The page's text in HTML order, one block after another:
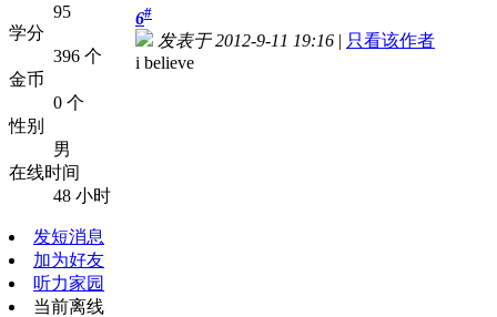
95
学分
396 个
金币
0 个
性别
男
在线时间
48 小时
发短消息
加为好友
听力家园
当前离线
6#
发表于 2012-9-11 19:16 | 只看该作者
i believe